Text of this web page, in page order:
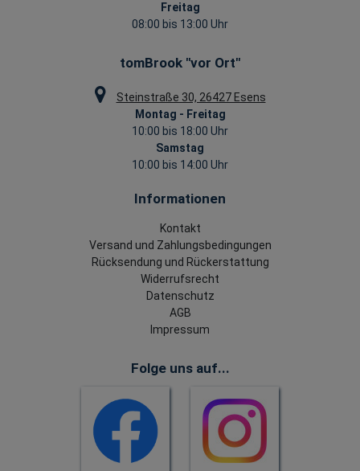
Freitag
08:00 bis 13:00 Uhr
tomBrook "vor Ort"
Steinstraße 30, 26427 Esens
Montag - Freitag
10:00 bis 18:00 Uhr
Samstag
10:00 bis 14:00 Uhr
Informationen
Kontakt
Versand und Zahlungsbedingungen
Rücksendung und Rückerstattung
Widerrufsrecht
Datenschutz
AGB
Impressum
Folge uns auf...